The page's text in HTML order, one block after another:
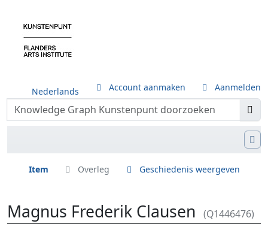
Nederlands Account aanmaken Aanmelden
Item Overleg Geschiedenis weergeven
Magnus Frederik Clausen (Q1446476)